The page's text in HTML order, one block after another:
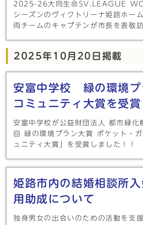
2025-26大同生命SV.LEAGUE
シーズンのヴィクトリーナ姫路ホー
両チームのキャプテンが市長を表敬
2025年10月20日掲載
安富中学校 緑の環境プ
コミュニティ大賞を受賞
安富中学校が公益財団法人 都市緑化
回 緑の環境プラン大賞 ポケット・
ュニティ大賞」を受賞しました！！
姫路市内の結婚相談所
用助成について
独身男女の出会いのための活動を支